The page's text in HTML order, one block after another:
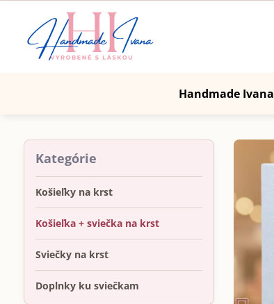
Handmade Ivana
Kategórie
Košieľky na krst
Košieľka + sviečka na krst
Sviečky na krst
Doplnky ku sviečkam